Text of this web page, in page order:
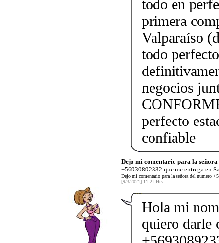
todo en
primera
Valparaíso
todo
negocios
perfecto
confiable
Dejo mi comentario para la señora
+56930892332 que me entrega en
Dejo mi comentario para la señora del numero
[9/3/2021] 11:21 Hrs.
Hola mi
quiero darle